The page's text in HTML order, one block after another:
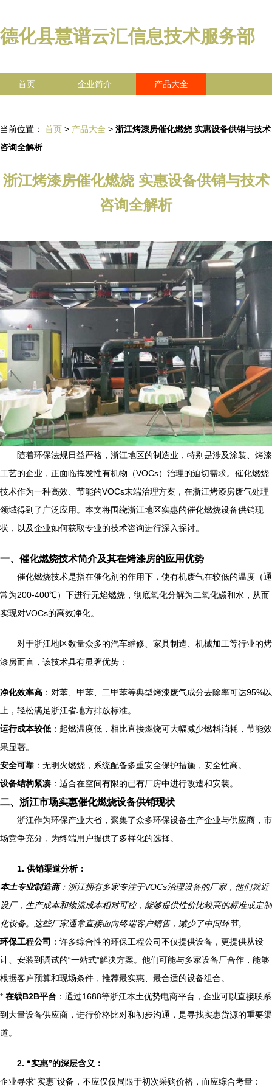
德化县慧谱云汇信息技术服务部
首页 企业简介 产品大全
当前位置： 首页 > 产品大全 > 浙江烤漆房催化燃烧 实惠设备供销与技术
咨询全解析
浙江烤漆房催化燃烧 实惠设备供销与技术
咨询全解析
随着环保法规日益严格，浙江地区的制造业，特别是涉及涂装、烤漆
工艺的企业，正面临挥发性有机物（VOCs）治理的迫切需求。催化燃烧
技术作为一种高效、节能的VOCs末端治理方案，在浙江烤漆房废气处理
领域得到了广泛应用。本文将围绕浙江地区实惠的催化燃烧设备供销现
状，以及企业如何获取专业的技术咨询进行深入探讨。
一、催化燃烧技术简介及其在烤漆房的应用优势
催化燃烧技术是指在催化剂的作用下，使有机废气在较低的温度（通
常为200-400℃）下进行无焰燃烧，彻底氧化分解为二氧化碳和水，从而
实现对VOCs的高效净化。
对于浙江地区数量众多的汽车维修、家具制造、机械加工等行业的烤
漆房而言，该技术具有显著优势：
净化效率高 ：对苯、甲苯、二甲苯等典型烤漆废气成分去除率可达95%以
上，轻松满足浙江省地方排放标准。
运行成本较低 ：起燃温度低，相比直接燃烧可大幅减少燃料消耗，节能效
果显著。
安全可靠 ：无明火燃烧，系统配备多重安全保护措施，安全性高。
设备结构紧凑 ：适合在空间有限的已有厂房中进行改造和安装。
二、浙江市场实惠催化燃烧设备供销现状
浙江作为环保产业大省，聚集了众多环保设备生产企业与供应商，市
场竞争充分，为终端用户提供了多样化的选择。
1. 供销渠道分析：
本土专业制造商：浙江拥有多家专注于VOCs治理设备的厂家，他们就近
设厂，生产成本和物流成本相对可控，能够提供性价比较高的标准或定制
化设备。这些厂家通常直接面向终端客户销售，减少了中间环节。
环保工程公司 ：许多综合性的环保工程公司不仅提供设备，更提供从设
计、安装到调试的“一站式”解决方案。他们可能与多家设备厂合作，能够
根据客户预算和现场条件，推荐最实惠、最合适的设备组合。
* 在线B2B平台 ：通过1688等浙江本土优势电商平台，企业可以直接联系
到大量设备供应商，进行价格比对和初步沟通，是寻找实惠货源的重要渠
道。
2. “实惠”的深层含义：
企业寻求“实惠”设备，不应仅仅局限于初次采购价格，而应综合考量：